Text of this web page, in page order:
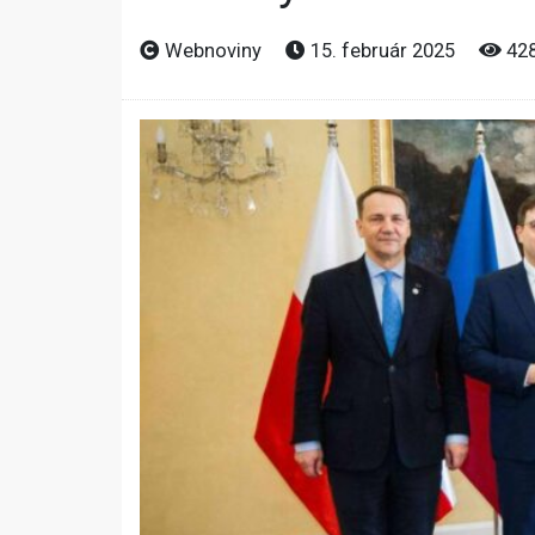
Webnoviny 15. február 2025